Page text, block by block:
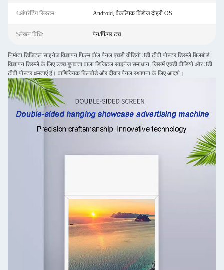
4ऑपरेटिंग सिस्टम: Android, वैकल्पिक विंडोज दोहरी OS
5लेखन विधि: पेन/फिंगर टच
निर्माता डिजिटल साइनेज विज्ञापन फिल्म वॉल पैनल एचडी वीडियो 3डी टीवी पोस्टर डिस्प्ले बिलबोर्ड
विज्ञापन डिस्प्ले के लिए उच्च गुणवत्ता वाला डिजिटल साइनेज समाधान, जिसमें एचडी वीडियो और 3डी
टीवी पोस्टर क्षमताएं हैं। वाणिज्यिक बिलबोर्ड और दीवार पैनल स्थापना के लिए आदर्श।